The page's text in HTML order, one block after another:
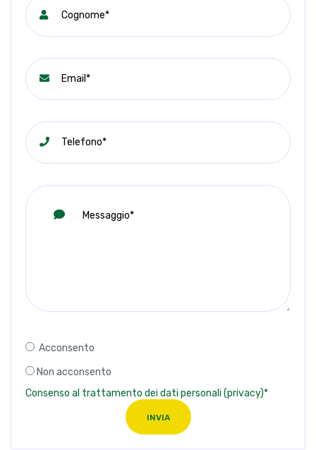
Acconsento
Non acconsento
Consenso al trattamento dei dati personali (privacy)*
INVIA